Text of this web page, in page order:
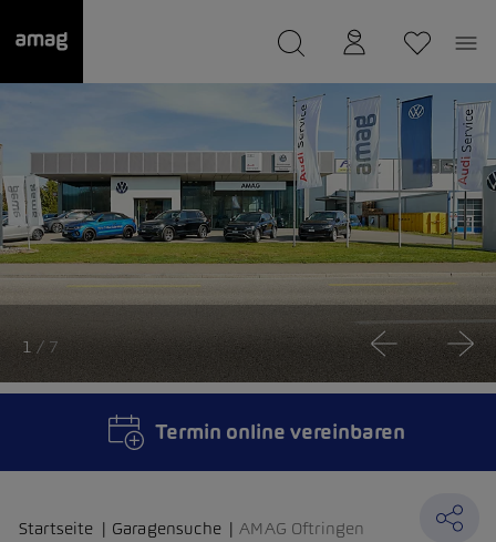
wurde als Ihre Garage gespeichert.
Startseite Garagensuche AMAG Oftringen
1 / 7
Termin online vereinbaren